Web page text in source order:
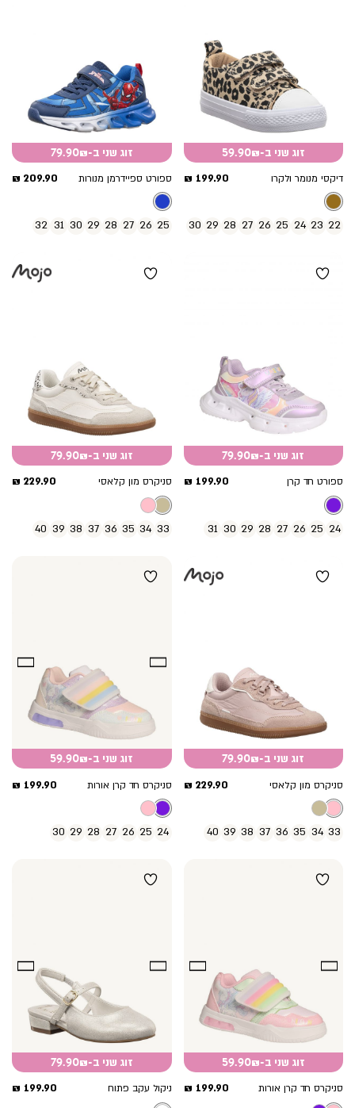
זוג שני ב-59.90₪
דיקסי מנומר ולקרו
מחיר
199.90 ₪
22
23
24
25
26
27
28
29
30
זוג שני ב-79.90₪
ספורט ספיידרמן מנורות
מחיר
209.90 ₪
25
26
27
28
29
30
31
32
זוג שני ב-79.90₪
ספורט חד קרן
מחיר
199.90 ₪
24
25
26
27
28
29
30
31
זוג שני ב-79.90₪
סניקרס מון קלאסי
מחיר
229.90 ₪
33
34
35
36
37
38
39
40
זוג שני ב-79.90₪
סניקרס מון קלאסי
מחיר
229.90 ₪
33
34
35
36
37
38
39
40
זוג שני ב-59.90₪
סניקרס חד קרן אורות
מחיר
199.90 ₪
24
25
26
27
28
29
30
זוג שני ב-59.90₪
סניקרס חד קרן אורות
מחיר
199.90 ₪
זוג שני ב-79.90₪
ניקול עקב פתוח
מחיר
199.90 ₪